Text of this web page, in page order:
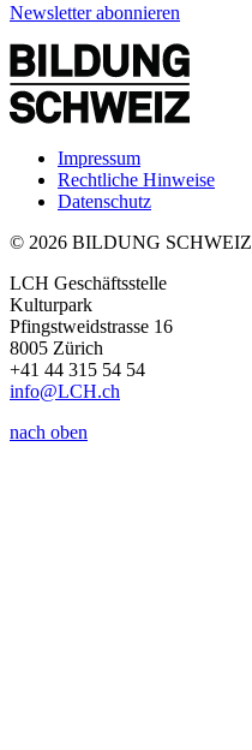
Newsletter abonnieren
Impressum
Rechtliche Hinweise
Datenschutz
© 2026 BILDUNG SCHWEIZ
LCH Geschäftsstelle
Kulturpark
Pfingstweidstrasse 16
8005 Zürich
+41 44 315 54 54
info@LCH.ch
nach oben